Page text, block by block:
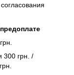
300 грн. /